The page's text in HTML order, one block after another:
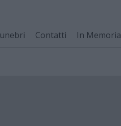
Contatti In Memoria